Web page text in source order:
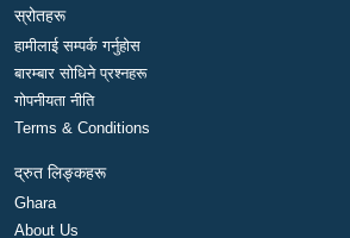
स्रोतहरू
हामीलाई सम्पर्क गर्नुहोस
बारम्बार सोधिने प्रश्नहरू
गोपनीयता नीति
Terms & Conditions
द्रुत लिङ्कहरू
Ghara
About Us